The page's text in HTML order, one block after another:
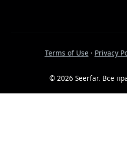
Terms of Use · Privacy
© 2026 Seerfar. Все